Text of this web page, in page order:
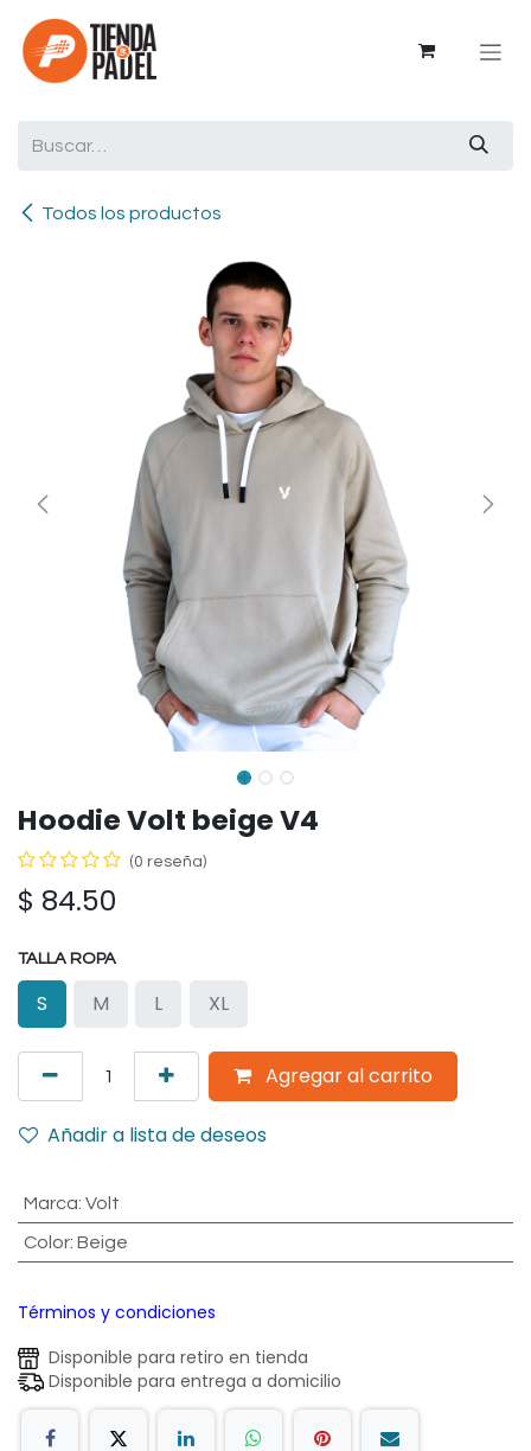
Ir al contenido
Todos los productos
Hoodie Volt beige V4
(0 reseña)
$ 84.50
TALLA ROPA
S M L XL
Agregar al carrito
Añadir a lista de deseos
Marca: Volt
Color: Beige
Términos y condiciones
Disponible para retiro en tienda
Disponible para entrega a domicilio